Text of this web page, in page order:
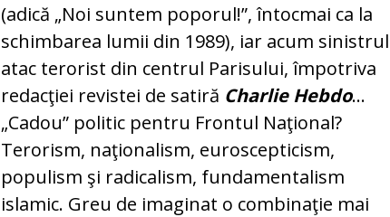
(adică „Noi suntem poporul!”, întocmai ca la
schimbarea lumii din 1989), iar acum sinistrul
atac terorist din centrul Parisului, împotriva
redacţiei revistei de satiră Charlie Hebdo…
„Cadou” politic pentru Frontul Naţional?
Terorism, naţionalism, euroscepticism,
populism şi radicalism, fundamentalism
islamic. Greu de imaginat o combinaţie mai